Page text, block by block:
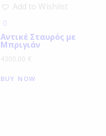
Add to Wishlist
Αντικέ Σταυρός με
Μπριγιάν
4300.00 €
BUY NOW